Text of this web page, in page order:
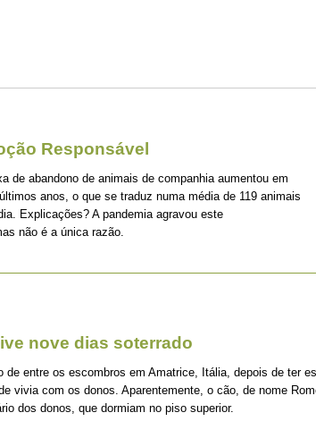
Responsável
de abandono de animais de companhia aumentou em
anos, o que se traduz numa média de 119 animais
Explicações? A pandemia agravou este
não é a única razão.
nove dias soterrado
de entre os escombros em Amatrice, Itália, depois de ter
vivia com os donos. Aparentemente, o cão, de nome
dos donos, que dormiam no piso superior.